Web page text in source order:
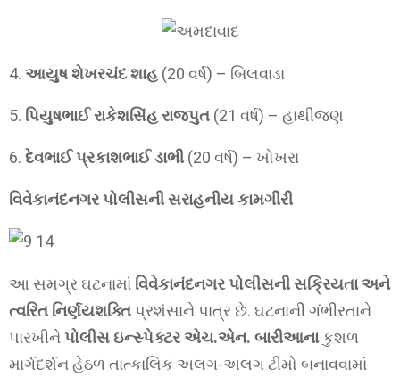
4. આયુષ શેખરચંદ શાહ (20 વર્ષ) – બિલવાડા
5. પિયુષભાઈ રાકેશસિંહ રાજપુત (21 વર્ષ) – હાથીજણ
6. દેવભાઈ પ્રકાશભાઈ ડાભી (20 વર્ષ) – ખોખરા
વિવેકાનંદનગર પોલીસની સરાહનીય કામગીરી
આ સમગ્ર ઘટનામાં વિવેકાનંદનગર પોલીસની સક્રિયતા અને
ત્વરિત નિર્ણયશક્તિ પ્રશંસાને પાત્ર છે. ઘટનાની ગંભીરતાને
પારખીનેપોલીસ ઇન્સ્પેક્ટર એચ.એન. બારીઆનાકુશળ
માર્ગદર્શન હેઠળ તાત્કાલિક અલગ-અલગ ટીમો બનાવવામાં